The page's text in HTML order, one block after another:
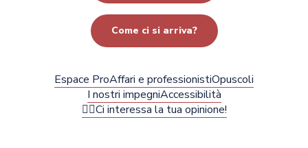
Come ci si arriva?
Espace ProAffari e professionistiOpuscoli
I nostri impegniAccessibilità
✍🏻Ci interessa la tua opinione!